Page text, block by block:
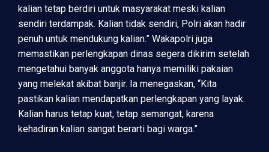
kalian tetap berdiri untuk masyarakat meski kalian
sendiri terdampak. Kalian tidak sendiri, Polri akan hadir
penuh untuk mendukung kalian.” Wakapolri juga
memastikan perlengkapan dinas segera dikirim setelah
mengetahui banyak anggota hanya memiliki pakaian
yang melekat akibat banjir. Ia menegaskan, “Kita
pastikan kalian mendapatkan perlengkapan yang layak.
Kalian harus tetap kuat, tetap semangat, karena
kehadiran kalian sangat berarti bagi warga.”